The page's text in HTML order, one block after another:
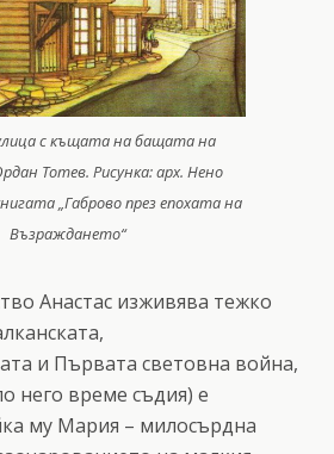
с къщата на бащата на
Тотев. Рисунка: арх. Нено
„Габрово през епохата на
Възраждането“
Анастас изживява тежко
и Първата световна война,
него време съдия) е
му Мария – милосърдна